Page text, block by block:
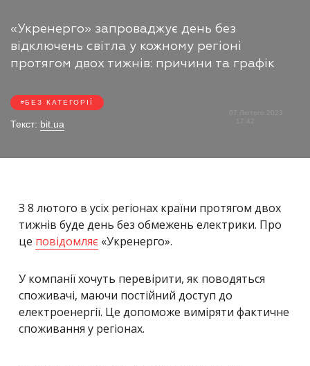
«Укренерго» запроваджує день без
відключень світла у кожному регіоні
протягом двох тижнів: причини та графік
БЕЗ КАТЕГОРІЇ
Текст: bit.ua
07 Лютого 2023
17:42
З 8 лютого в усіх регіонах країни протягом двох
тижнів буде день без обмежень електрики. Про
це повідомляє «Укренерго».
У компанії хочуть перевірити, як поводяться
споживачі, маючи постійний доступ до
електроенергії. Це допоможе виміряти фактичне
споживання у регіонах.